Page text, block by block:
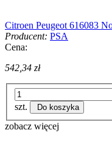
Citroen Peugeot 616083
Producent: PSA
Cena:
542,34 zł
szt. Do koszyka
zobacz więcej